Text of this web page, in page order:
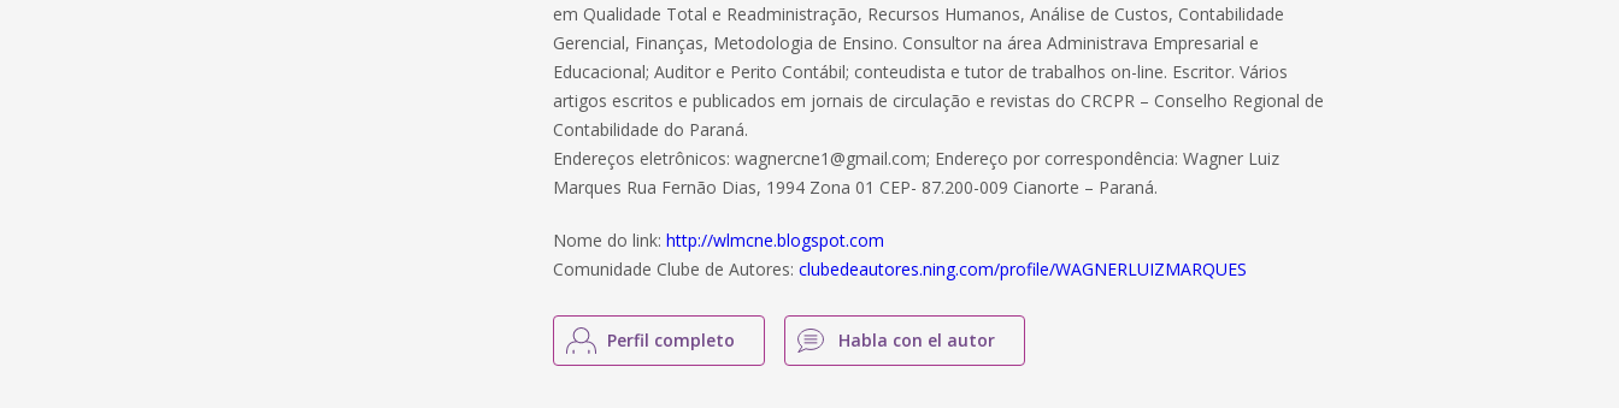
em Qualidade Total e Readministração, Recursos Humanos, Análise de Custos, Contabilidade
Gerencial, Finanças, Metodologia de Ensino. Consultor na área Administrava Empresarial e
Educacional; Auditor e Perito Contábil; conteudista e tutor de trabalhos on-line. Escritor. Vários
artigos escritos e publicados em jornais de circulação e revistas do CRCPR – Conselho Regional de
Contabilidade do Paraná.
Endereços eletrônicos:wagnercne1@gmail.com; Endereço por correspondência: Wagner Luiz
Marques Rua Fernão Dias, 1994 Zona 01 CEP- 87.200-009 Cianorte – Paraná.
Nome do link:http://wlmcne.blogspot.com
Comunidade Clube de Autores:clubedeautores.ning.com/profile/WAGNERLUIZMARQUES
Perfil completo Habla con el autor